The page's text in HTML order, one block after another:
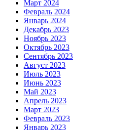
Март 2024
Февраль 2024
Январь 2024
Декабрь 2023
Ноябрь 2023
Октябрь 2023
Сентябрь 2023
Август 2023
Июль 2023
Июнь 2023
Май 2023
Апрель 2023
Март 2023
Февраль 2023
Январь 2023